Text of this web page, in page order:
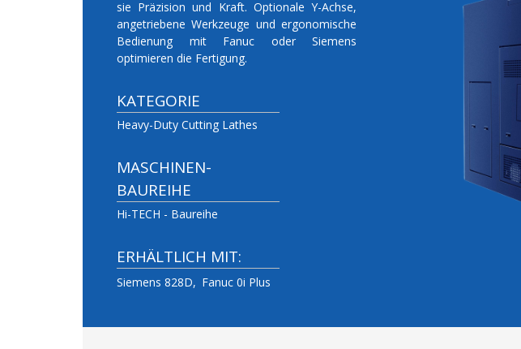
sie Präzision und Kraft. Optionale Y-Achse,
angetriebene Werkzeuge und ergonomische
Bedienung mit Fanuc oder Siemens
optimieren die Fertigung.
KATEGORIE
Heavy-Duty Cutting Lathes
MASCHINEN-
BAUREIHE
Hi-TECH - Baureihe
ERHÄLTLICH MIT:
Siemens 828D
Fanuc 0i Plus